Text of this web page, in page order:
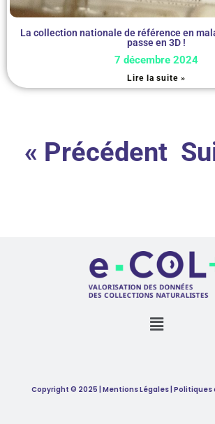
La collection nationale de référence en
passe en 3D !
7 décembre 2024
Lire la suite »
« Précédent
Copyright © 2025 | Mentions Légales |